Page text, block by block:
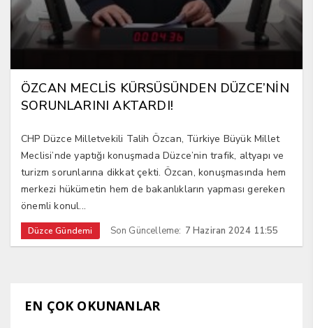
ÖZCAN MECLİS KÜRSÜSÜNDEN DÜZCE’NİN
SORUNLARINI AKTARDI!
CHP Düzce Milletvekili Talih Özcan, Türkiye Büyük Millet
Meclisi’nde yaptığı konuşmada Düzce’nin trafik, altyapı ve
turizm sorunlarına dikkat çekti. Özcan, konuşmasında hem
merkezi hükümetin hem de bakanlıkların yapması gereken
önemli konul...
Düzce Gündemi Son Güncelleme: 7 Haziran 2024 11:55
EN ÇOK OKUNANLAR